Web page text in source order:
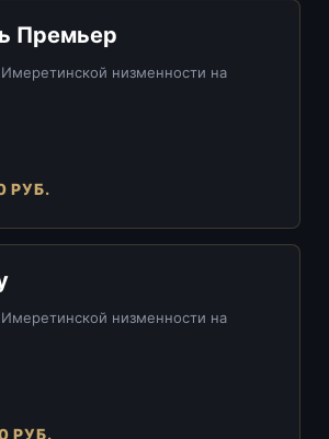
Премьер
низменности на
РУБ.
низменности на
РУБ.